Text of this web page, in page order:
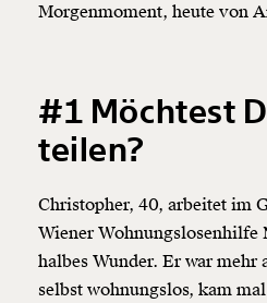
Morgenmoment, heute von
#1 Möchtest
teilen?
Christopher, 40, arbeitet im
Wiener Wohnungslosenhilfe
halbes Wunder. Er war mehr
selbst wohnungslos, kam